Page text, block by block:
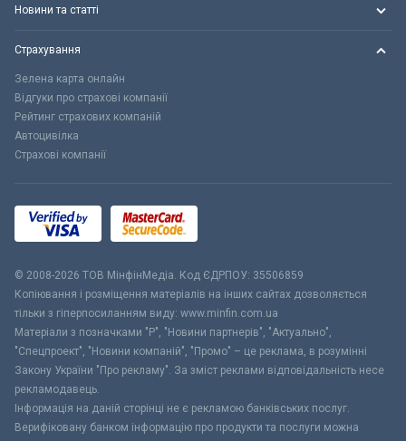
Новини та статті
Страхування
Зелена карта онлайн
Відгуки про страхові компанії
Рейтинг страхових компаній
Автоцивілка
Страхові компанії
© 2008-2026 ТОВ МiнфiнМедiа. Код ЄДРПОУ: 35506859
Копіювання і розміщення матеріалів на інших сайтах дозволяється
тільки з гіперпосиланням виду: www.minfin.com.ua
Матеріали з позначками "Р", "Новини партнерів", "Актуально",
"Спецпроект", "Новини компаній", "Промо" – це реклама, в розумінні
Закону України "Про рекламу". За зміст реклами відповідальність несе
рекламодавець.
Інформація на даній сторінці не є рекламою банківських послуг.
Верифіковану банком інформацію про продукти та послуги можна